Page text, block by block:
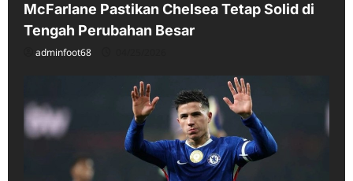
McFarlane Pastikan Chelsea Tetap Solid di
Tengah Perubahan Besar
adminfoot68